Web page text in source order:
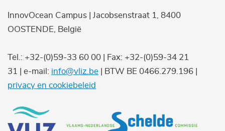
InnovOcean Campus | Jacobsenstraat 1, 8400
OOSTENDE, België
Tel.: +32-(0)59-33 60 00 | Fax: +32-(0)59-34 21
31 | e-mail: info@vliz.be | BTW BE 0466.279.196 |
privacy en cookiebeleid